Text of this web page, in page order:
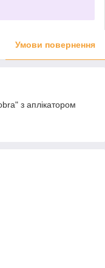
Умови повернення
з аплікатором